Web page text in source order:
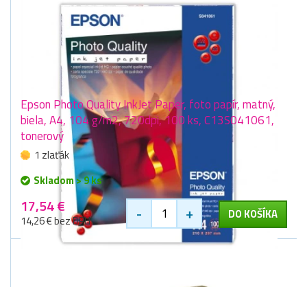
Epson Photo Quality InkJet Paper, foto papír, matný,
biela, A4, 104 g/m2, 720dpi, 100 ks, C13S041061,
tonerový
1 zlaťák
Skladom > 9 ks
17,54 €
14,26 € bez DPH - + DO KOŠÍKA